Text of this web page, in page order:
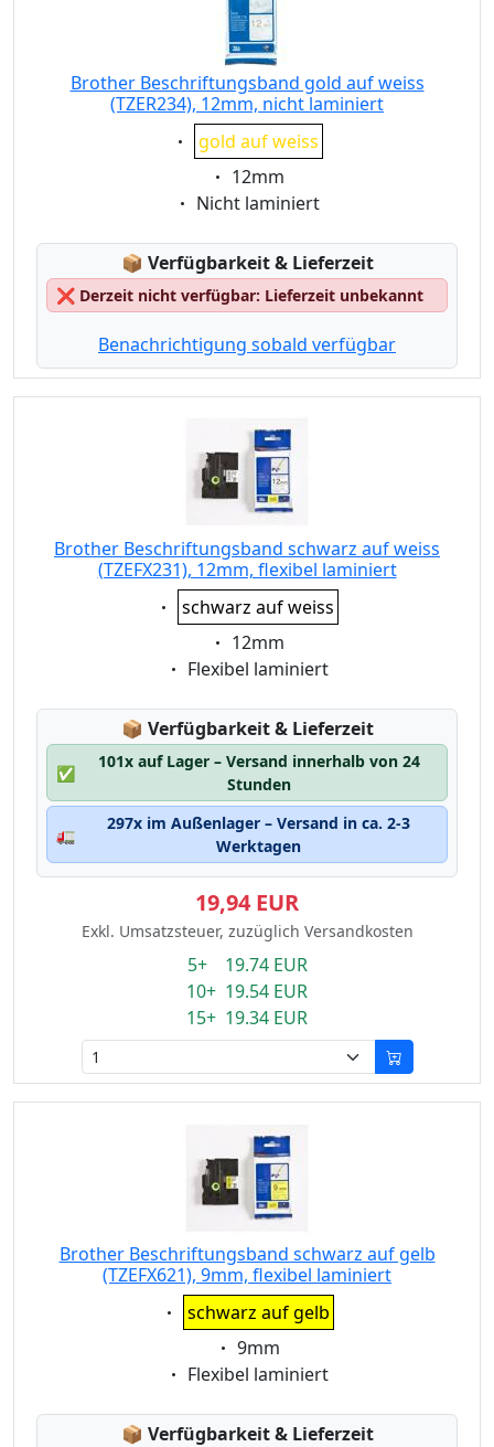
Brother Beschriftungsband gold auf weiss
(TZER234), 12mm, nicht laminiert
Eigenschaft:
gold auf weiss
Eigenschaft:
12mm
Eigenschaft:
Nicht laminiert
📦 Lagerstatus:
Verfügbarkeit & Lieferzeit
❌ Derzeit nicht verfügbar: Lieferzeit unbekannt
Benachrichtigung sobald verfügbar
Brother Beschriftungsband schwarz auf weiss
(TZEFX231), 12mm, flexibel laminiert
Eigenschaft:
schwarz auf weiss
Eigenschaft:
12mm
Eigenschaft:
Flexibel laminiert
📦 Lagerstatus:
Verfügbarkeit & Lieferzeit
✅
101x auf Lager – Versand innerhalb von 24
Stunden
🚛
297x im Außenlager – Versand in ca. 2-3
Werktagen
19,94 EUR
Exkl. Umsatzsteuer, zuzüglich Versandkosten
5+ 19.74 EUR
10+ 19.54 EUR
15+ 19.34 EUR
Brother Beschriftungsband schwarz auf gelb
(TZEFX621), 9mm, flexibel laminiert
Eigenschaft:
schwarz auf gelb
Eigenschaft:
9mm
Eigenschaft:
Flexibel laminiert
📦 Lagerstatus:
Verfügbarkeit & Lieferzeit